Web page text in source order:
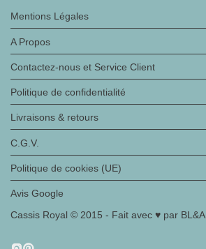
Mentions Légales
A Propos
Contactez-nous et Service Client
Politique de confidentialité
Livraisons & retours
C.G.V.
Politique de cookies (UE)
Avis Google
Cassis Royal © 2015 - Fait avec ♥ par BL&A